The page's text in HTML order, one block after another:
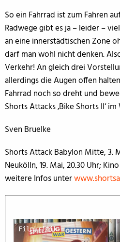
So ein Fahrrad ist zum Fahren
Radwege gibt es ja – leider –
an eine innerstädtischen Zone
darf man wohl nicht denken.
Verkehr! An gleich drei
allerdings die Augen offen
Fahrrad noch so dreht und
Shorts Attacks ‚Bike Shorts II‘
Sven Bruelke
Shorts Attack Babylon Mitte, 3.
Neukölln, 19. Mai, 20.30 Uhr;
weitere Infos unter
Filmkritik